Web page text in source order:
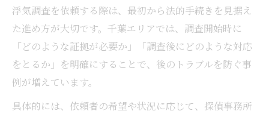
浮気調査を依頼する際は、最初から法的手続きを見据え
た進め方が大切です。千葉エリアでは、調査開始時に
「どのような証拠が必要か」「調査後にどのような対応
をとるか」を明確にすることで、後のトラブルを防ぐ事
例が増えています。
具体的には、依頼者の希望や状況に応じて、探偵事務所